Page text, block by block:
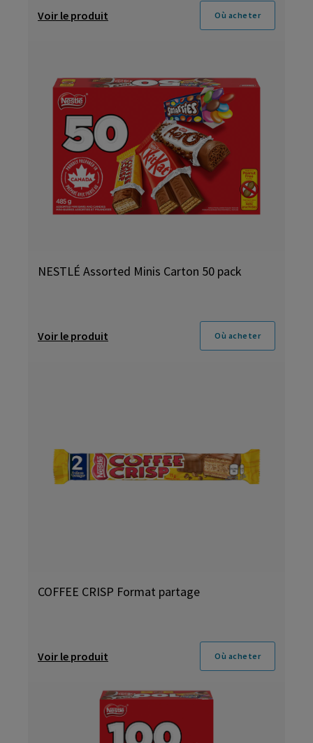
Voir le produit Où acheter
NESTLÉ Assorted Minis Carton 50 pack
Voir le produit Où acheter
COFFEE CRISP Format partage
Voir le produit Où acheter